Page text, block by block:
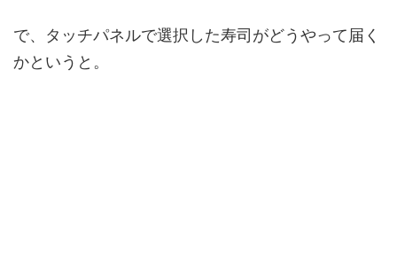
で、タッチパネルで選択した寿司がどうやって届く
かというと。